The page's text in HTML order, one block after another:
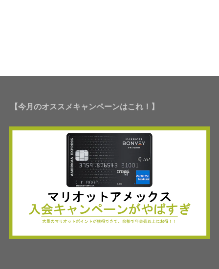
【今月のオススメキャンペーンはこれ！】